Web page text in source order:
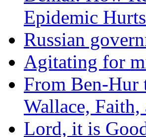
Epidemic
Russian
Agitating for
From Ben-Hur
Wallace,
Lord, it is